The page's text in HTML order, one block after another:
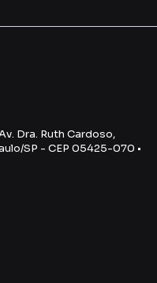
Dra. Ruth Cardoso,
SP - CEP 05425-070 •